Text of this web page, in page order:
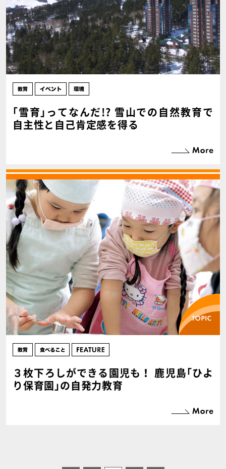
｢雪育｣ってなんだ!? 雪山での自然教育で
自主性と自己肯定感を得る
３枚下ろしができる園児も！ 鹿児島｢ひよ
り保育園｣の自発力教育